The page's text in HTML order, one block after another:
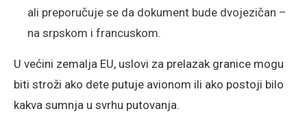
ali preporučuje se da dokument bude dvojezičan –
na srpskom i francuskom.
U većini zemalja EU, uslovi za prelazak granice mogu
biti stroži ako dete putuje avionom ili ako postoji bilo
kakva sumnja u svrhu putovanja.